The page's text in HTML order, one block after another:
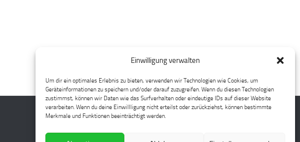
Einwilligung verwalten
Um dir ein optimales Erlebnis zu bieten, verwenden wir Technologien wie Cookies, um
Geräteinformationen zu speichern und/oder darauf zuzugreifen. Wenn du diesen Technologien
zustimmst, können wir Daten wie das Surfverhalten oder eindeutige IDs auf dieser Website
verarbeiten. Wenn du deine Einwillligung nicht erteilst oder zurückziehst, können bestimmte
Merkmale und Funktionen beeinträchtigt werden.